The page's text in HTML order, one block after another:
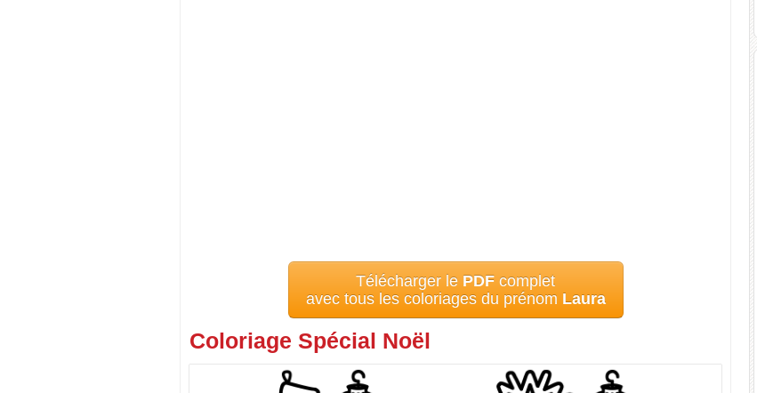
Télécharger le PDF complet
avec tous les coloriages du prénom Laura
Coloriage Spécial Noël